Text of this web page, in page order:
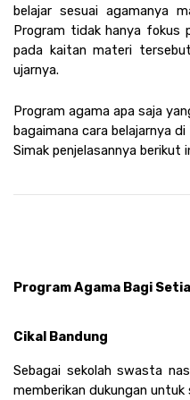
belajar sesuai agamanya
Program tidak hanya fokus
pada kaitan materi
ujarnya.
Program agama apa saja
bagaimana cara belajarnya
Simak penjelasannya berikut
Program Agama Bagi
Cikal Bandung
Sebagai sekolah swasta
memberikan dukungan